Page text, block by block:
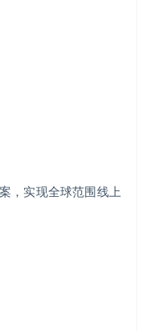
，实现全球范围线上